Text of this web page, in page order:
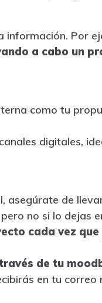
información. Por
a cabo un
como tu
digitales,
de
no si lo dejas
cada vez
de tu
en tu